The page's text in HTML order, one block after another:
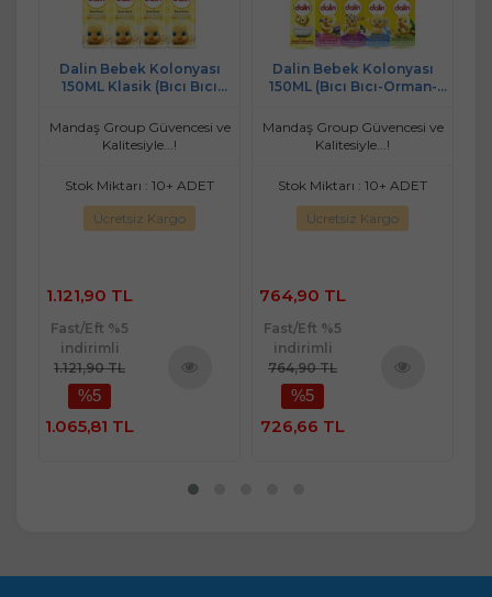
Dalin Bebek Kolonyası
150ML Klasik (Bıcı Bıcı
Mandaş Group Güvencesi ve
Kalitesiyle...!
Stok Miktarı : 10+ ADET
Ücretsiz Kargo
1.121,90 TL
Fast/Eft %5
indirimli
1.121,90 TL
%5
1.065,81 TL
Dalin Bebek Kolonyası
150ML (Bıcı Bıcı-Orman-
Lı Set
Mandaş Group Güvencesi ve
Kalitesiyle...!
Stok Miktarı : 10+ ADET
Ücretsiz Kargo
764,90 TL
Fast/Eft %5
indirimli
764,90 TL
%5
726,66 TL